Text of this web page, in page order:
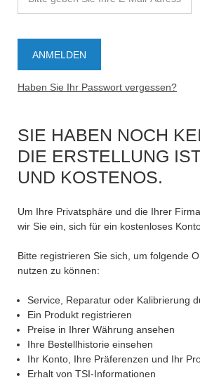
Haben Sie Ihr Passwort vergessen?
SIE HABEN NOCH
DIE ERSTELLUNG
UND KOSTENOS.
Um Ihre Privatsphäre und die Ihrer
wir Sie ein, sich für ein kostenloses
Bitte registrieren Sie sich, um folgende
nutzen zu können:
Service, Reparatur oder Kalibrierung
Ein Produkt registrieren
Preise in Ihrer Währung ansehen
Ihre Bestellhistorie einsehen
Ihr Konto, Ihre Präferenzen und Ihr
Erhalt von TSI-Informationen